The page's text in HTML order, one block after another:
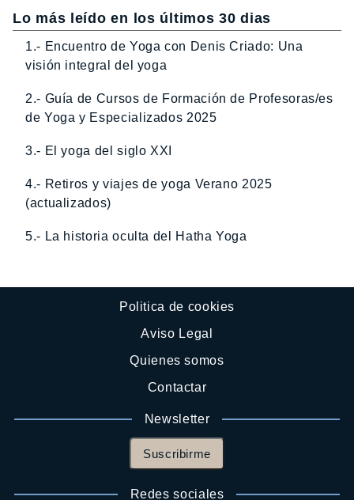
Lo más leído en los últimos 30 dias
1.- Encuentro de Yoga con Denis Criado: Una
visión integral del yoga
2.- Guía de Cursos de Formación de Profesoras/es
de Yoga y Especializados 2025
3.- El yoga del siglo XXI
4.- Retiros y viajes de yoga Verano 2025
(actualizados)
5.- La historia oculta del Hatha Yoga
Politica de cookies
Aviso Legal
Quienes somos
Contactar
Newsletter
Suscribirme
Redes sociales